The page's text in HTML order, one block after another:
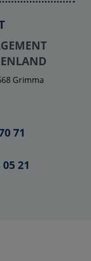
Grimma
71
21